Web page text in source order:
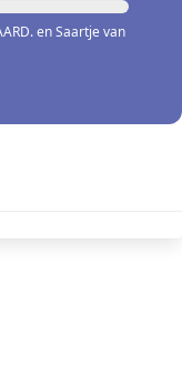
en Saartje van